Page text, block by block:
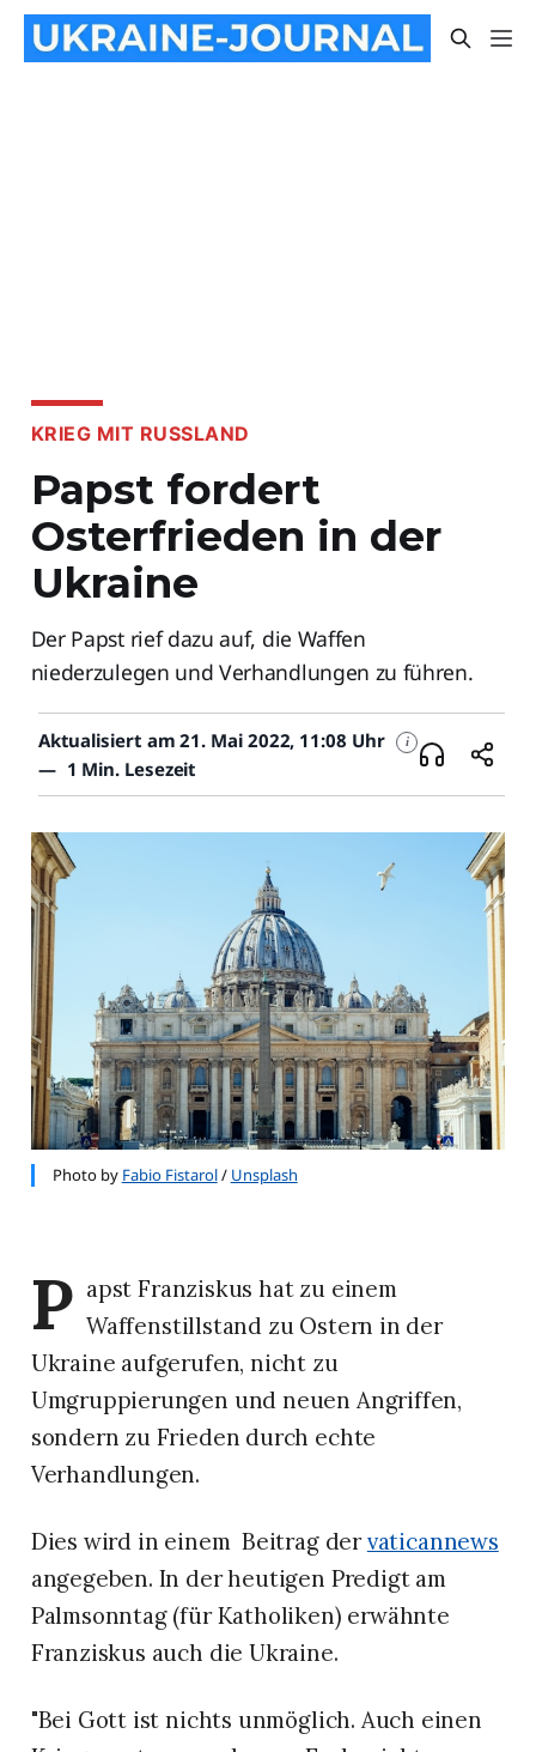
KRIEG MIT RUSSLAND
Papst fordert
Osterfrieden in der
Ukraine
Der Papst rief dazu auf, die Waffen
niederzulegen und Verhandlungen zu führen.
Aktualisiert am 21. Mai 2022, 11:08 Uhr i
— 1 Min. Lesezeit
Photo by Fabio Fistarol/ Unsplash
P apst Franziskus hat zu einem
Waffenstillstand zu Ostern in der
Ukraine aufgerufen, nicht zu
Umgruppierungen und neuen Angriffen,
sondern zu Frieden durch echte
Verhandlungen.
Dies wird in einem Beitrag dervaticannews
angegeben. In der heutigen Predigt am
Palmsonntag (für Katholiken) erwähnte
Franziskus auch die Ukraine.
"Bei Gott ist nichts unmöglich. Auch einen